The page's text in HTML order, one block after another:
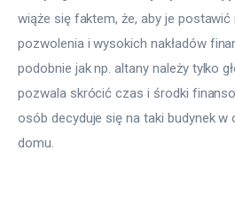
wiąże się faktem, że, aby je
pozwolenia i wysokich nakładów
podobnie jak np. altany należy tylko
pozwala skrócić czas i środki
osób decyduje się na taki budynek
domu.